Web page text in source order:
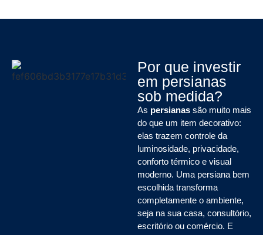
Por que investir
em persianas
sob medida?
As persianas são muito mais
do que um item decorativo:
elas trazem controle da
luminosidade, privacidade,
conforto térmico e visual
moderno. Uma persiana bem
escolhida transforma
completamente o ambiente,
seja na sua casa, consultório,
escritório ou comércio. E